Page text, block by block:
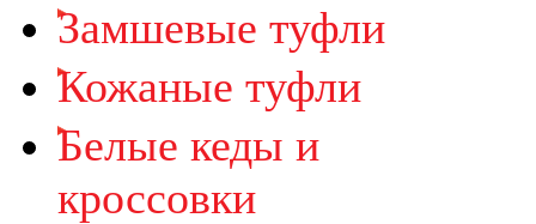
Замшевые туфли
Кожаные туфли
Белые кеды и
кроссовки